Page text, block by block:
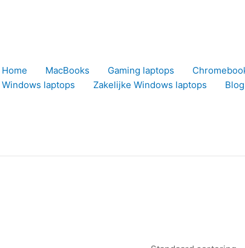
Home
MacBooks Gaming laptops
Windows laptops
Zakelijke Windows laptops Blog